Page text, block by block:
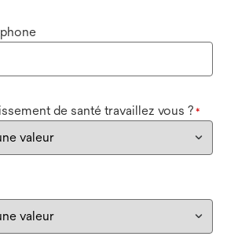
de santé travaillez vous ? *